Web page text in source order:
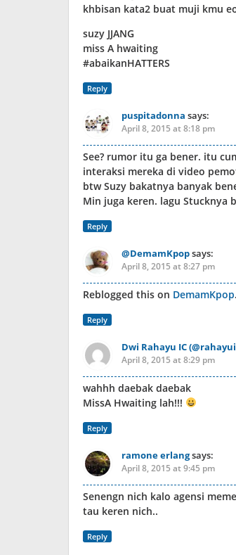
khbisan kata2 buat muji kmu
suzy JJANG
miss A hwaiting
#abaikanHATTERS
Reply
puspitadonna says:
April 8, 2015 at 8:18 pm
See? rumor itu ga bener. itu
interaksi mereka di video
btw Suzy bakatnya banyak
Min juga keren. lagu Stucknya
Reply
@DemamKpopsays:
April 8, 2015 at 8:27 pm
Reblogged this on DemamKpop.
Reply
Dwi Rahayu IC
April 8, 2015 at 8:29 pm
wahhh daebak daebak
MissA Hwaiting lah!!!
Reply
ramone erlangsays:
April 8, 2015 at 9:45 pm
Senengn nich kalo agensi
tau keren nich..
Reply